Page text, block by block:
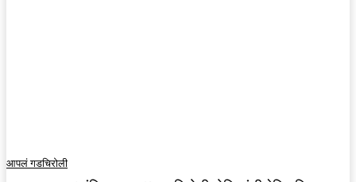
आपलं गडचिरोली